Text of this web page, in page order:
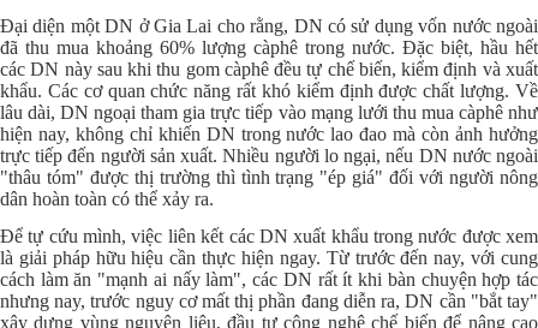
Đại diện một DN ở Gia Lai cho rằng, DN có sử dụng vốn nước ngoài
đã thu mua khoảng 60% lượng càphê trong nước. Đặc biệt, hầu hết
các DN này sau khi thu gom càphê đều tự chế biến, kiểm định và xuất
khẩu. Các cơ quan chức năng rất khó kiểm định được chất lượng. Về
lâu dài, DN ngoại tham gia trực tiếp vào mạng lưới thu mua càphê như
hiện nay, không chỉ khiến DN trong nước lao đao mà còn ảnh hưởng
trực tiếp đến người sản xuất. Nhiều người lo ngại, nếu DN nước ngoài
"thâu tóm" được thị trường thì tình trạng "ép giá" đối với người nông
dân hoàn toàn có thể xảy ra.
Để tự cứu mình, việc liên kết các DN xuất khẩu trong nước được xem
là giải pháp hữu hiệu cần thực hiện ngay. Từ trước đến nay, với cung
cách làm ăn "mạnh ai nấy làm", các DN rất ít khi bàn chuyện hợp tác
nhưng nay, trước nguy cơ mất thị phần đang diễn ra, DN cần "bắt tay"
xây dựng vùng nguyên liệu, đầu tư công nghệ chế biến để nâng cao